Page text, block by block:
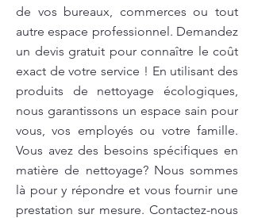
de vos bureaux, commerces ou tout
autre espace professionnel. Demandez
un devis gratuit pour connaître le coût
exact de votre service ! En utilisant des
produits de nettoyage écologiques,
nous garantissons un espace sain pour
vous, vos employés ou votre famille.
Vous avez des besoins spécifiques en
matière de nettoyage? Nous sommes
là pour y répondre et vous fournir une
prestation sur mesure. Contactez-nous